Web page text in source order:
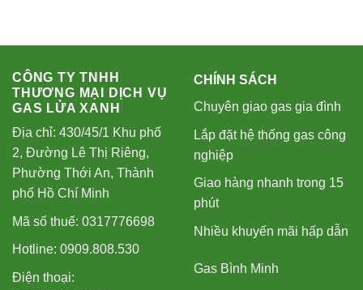
CÔNG TY TNHH
THƯƠNG MẠI DỊCH VỤ
GAS LỬA XANH
Địa chỉ: 430/45/1 Khu phố
2, Đường Lê Thị Riêng,
Phường Thới An, Thành
phố Hồ Chí Minh
Mã số thuế: 0317776698
Hotline: 0909.808.530
Điện thoại:
CHÍNH SÁCH
Chuyên giao gas gia đình
Lắp đặt hệ thống gas công
nghiệp
Giao hàng nhanh trong 15
phút
Nhiều khuyến mãi hấp dẫn
Gas Bình Minh